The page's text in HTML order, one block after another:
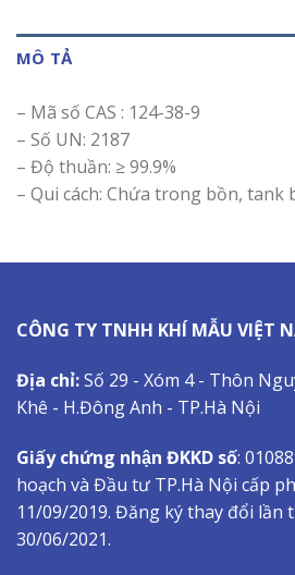
MÔ TẢ
– Mã số CAS : 124-38-9
– Số UN: 2187
– Độ thuần: ≥ 99.9%
– Qui cách: Chứa trong bồn, tank
CÔNG TY TNHH KHÍ MẪU VIỆT
Địa chỉ:Số 29 - Xóm 4 - Thôn
Khê - H.Đông Anh - TP.Hà Nội
Giấy chứng nhận ĐKKD số:
hoạch và Đầu tư TP.Hà Nội cấp
11/09/2019. Đăng ký thay đổi lần
30/06/2021.